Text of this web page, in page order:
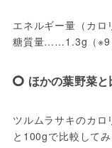
エネルギー量（カ
糖質量……1.3g（※9
ほかの葉野菜と
ツルムラサキのカ
と100gで比較してみ